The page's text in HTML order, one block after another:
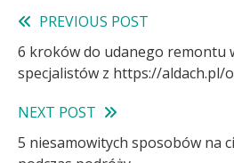
Read
more
PREVIOUS POST
6 kroków do udanego remontu
specjalistów z https://aldach.pl/
NEXT POST
5 niesamowitych sposobów na